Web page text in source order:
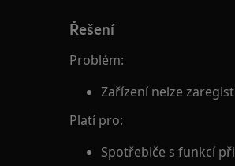
Řešení
Problém:
Zařízení nelze
Platí pro:
Spotřebiče s funkcí